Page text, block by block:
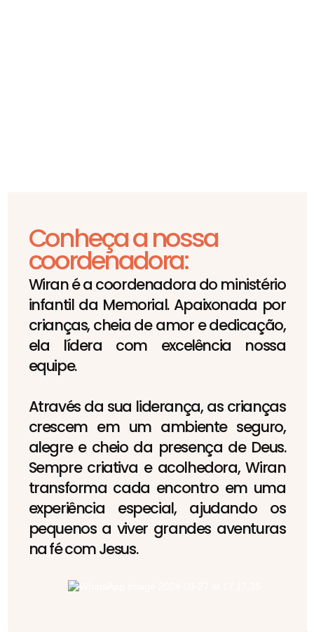
Conheça a nossa
coordenadora:
Wiran é a coordenadora do ministério
infantil da Memorial. Apaixonada por
crianças, cheia de amor e dedicação,
ela lídera com excelência nossa
equipe.
Através da sua liderança, as crianças
crescem em um ambiente seguro,
alegre e cheio da presença de Deus.
Sempre criativa e acolhedora, Wiran
transforma cada encontro em uma
experiência especial, ajudando os
pequenos a viver grandes aventuras
na fé com Jesus.